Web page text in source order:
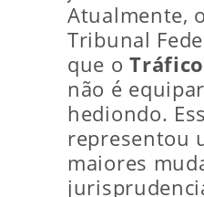
Atualmente,
Tribunal
que o
não é
hediondo.
representou
maiores